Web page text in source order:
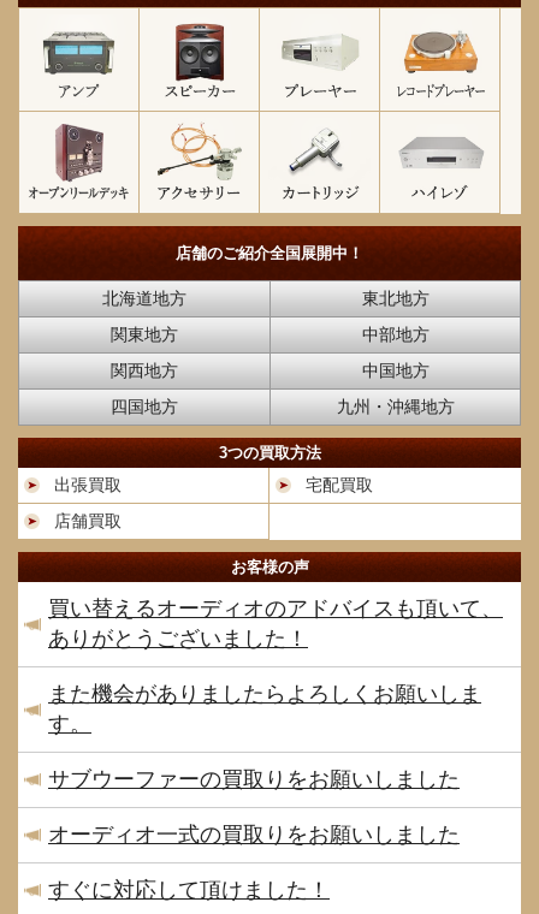
店舗のご紹介全国展開中！
北海道地方
東北地方
関東地方
中部地方
関西地方
中国地方
四国地方
九州・沖縄地方
3つの買取方法
出張買取
宅配買取
店舗買取
お客様の声
買い替えるオーディオのアドバイスも頂いて、
ありがとうございました！
また機会がありましたらよろしくお願いしま
す。
サブウーファーの買取りをお願いしました
オーディオ一式の買取りをお願いしました
すぐに対応して頂けました！